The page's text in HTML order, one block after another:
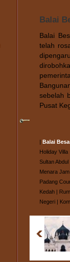
Balai
Balai
telah
sebelah
Pusat
| Balai
Holiday Villa
Sultan Abdul
Menara
Padang
Kedah |
Negeri |